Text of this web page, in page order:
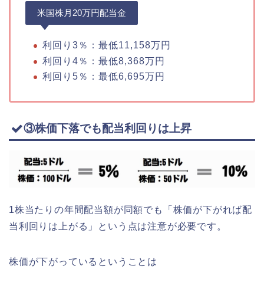
米国株月20万円配当金
利回り3％：最低11,158万円
利回り4％：最低8,368万円
利回り5％：最低6,695万円
③株価下落でも配当利回りは上昇
1株当たりの年間配当額が同額でも「株価が下がれば配
当利回りは上がる」という点は注意が必要です。
株価が下がっているということは